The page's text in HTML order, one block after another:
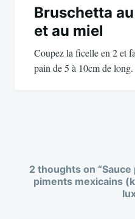
Bruschetta
et au miel
Coupez la ficelle en 2 et
pain de 5 à 10cm de
2 thoughts on “Sauce
piments mexicains